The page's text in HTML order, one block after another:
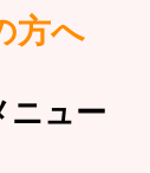
方へ
ニュー